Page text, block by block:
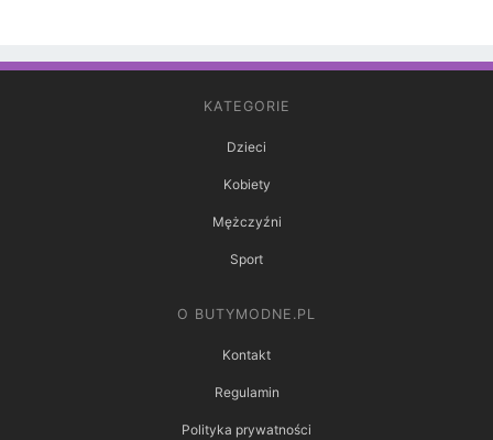
KATEGORIE
Dzieci
Kobiety
Mężczyźni
Sport
O BUTYMODNE.PL
Kontakt
Regulamin
Polityka prywatności